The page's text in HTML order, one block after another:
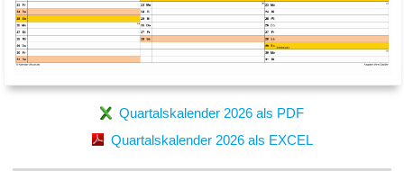
Quartalskalender 2026 als PDF
Quartalskalender 2026 als EXCEL